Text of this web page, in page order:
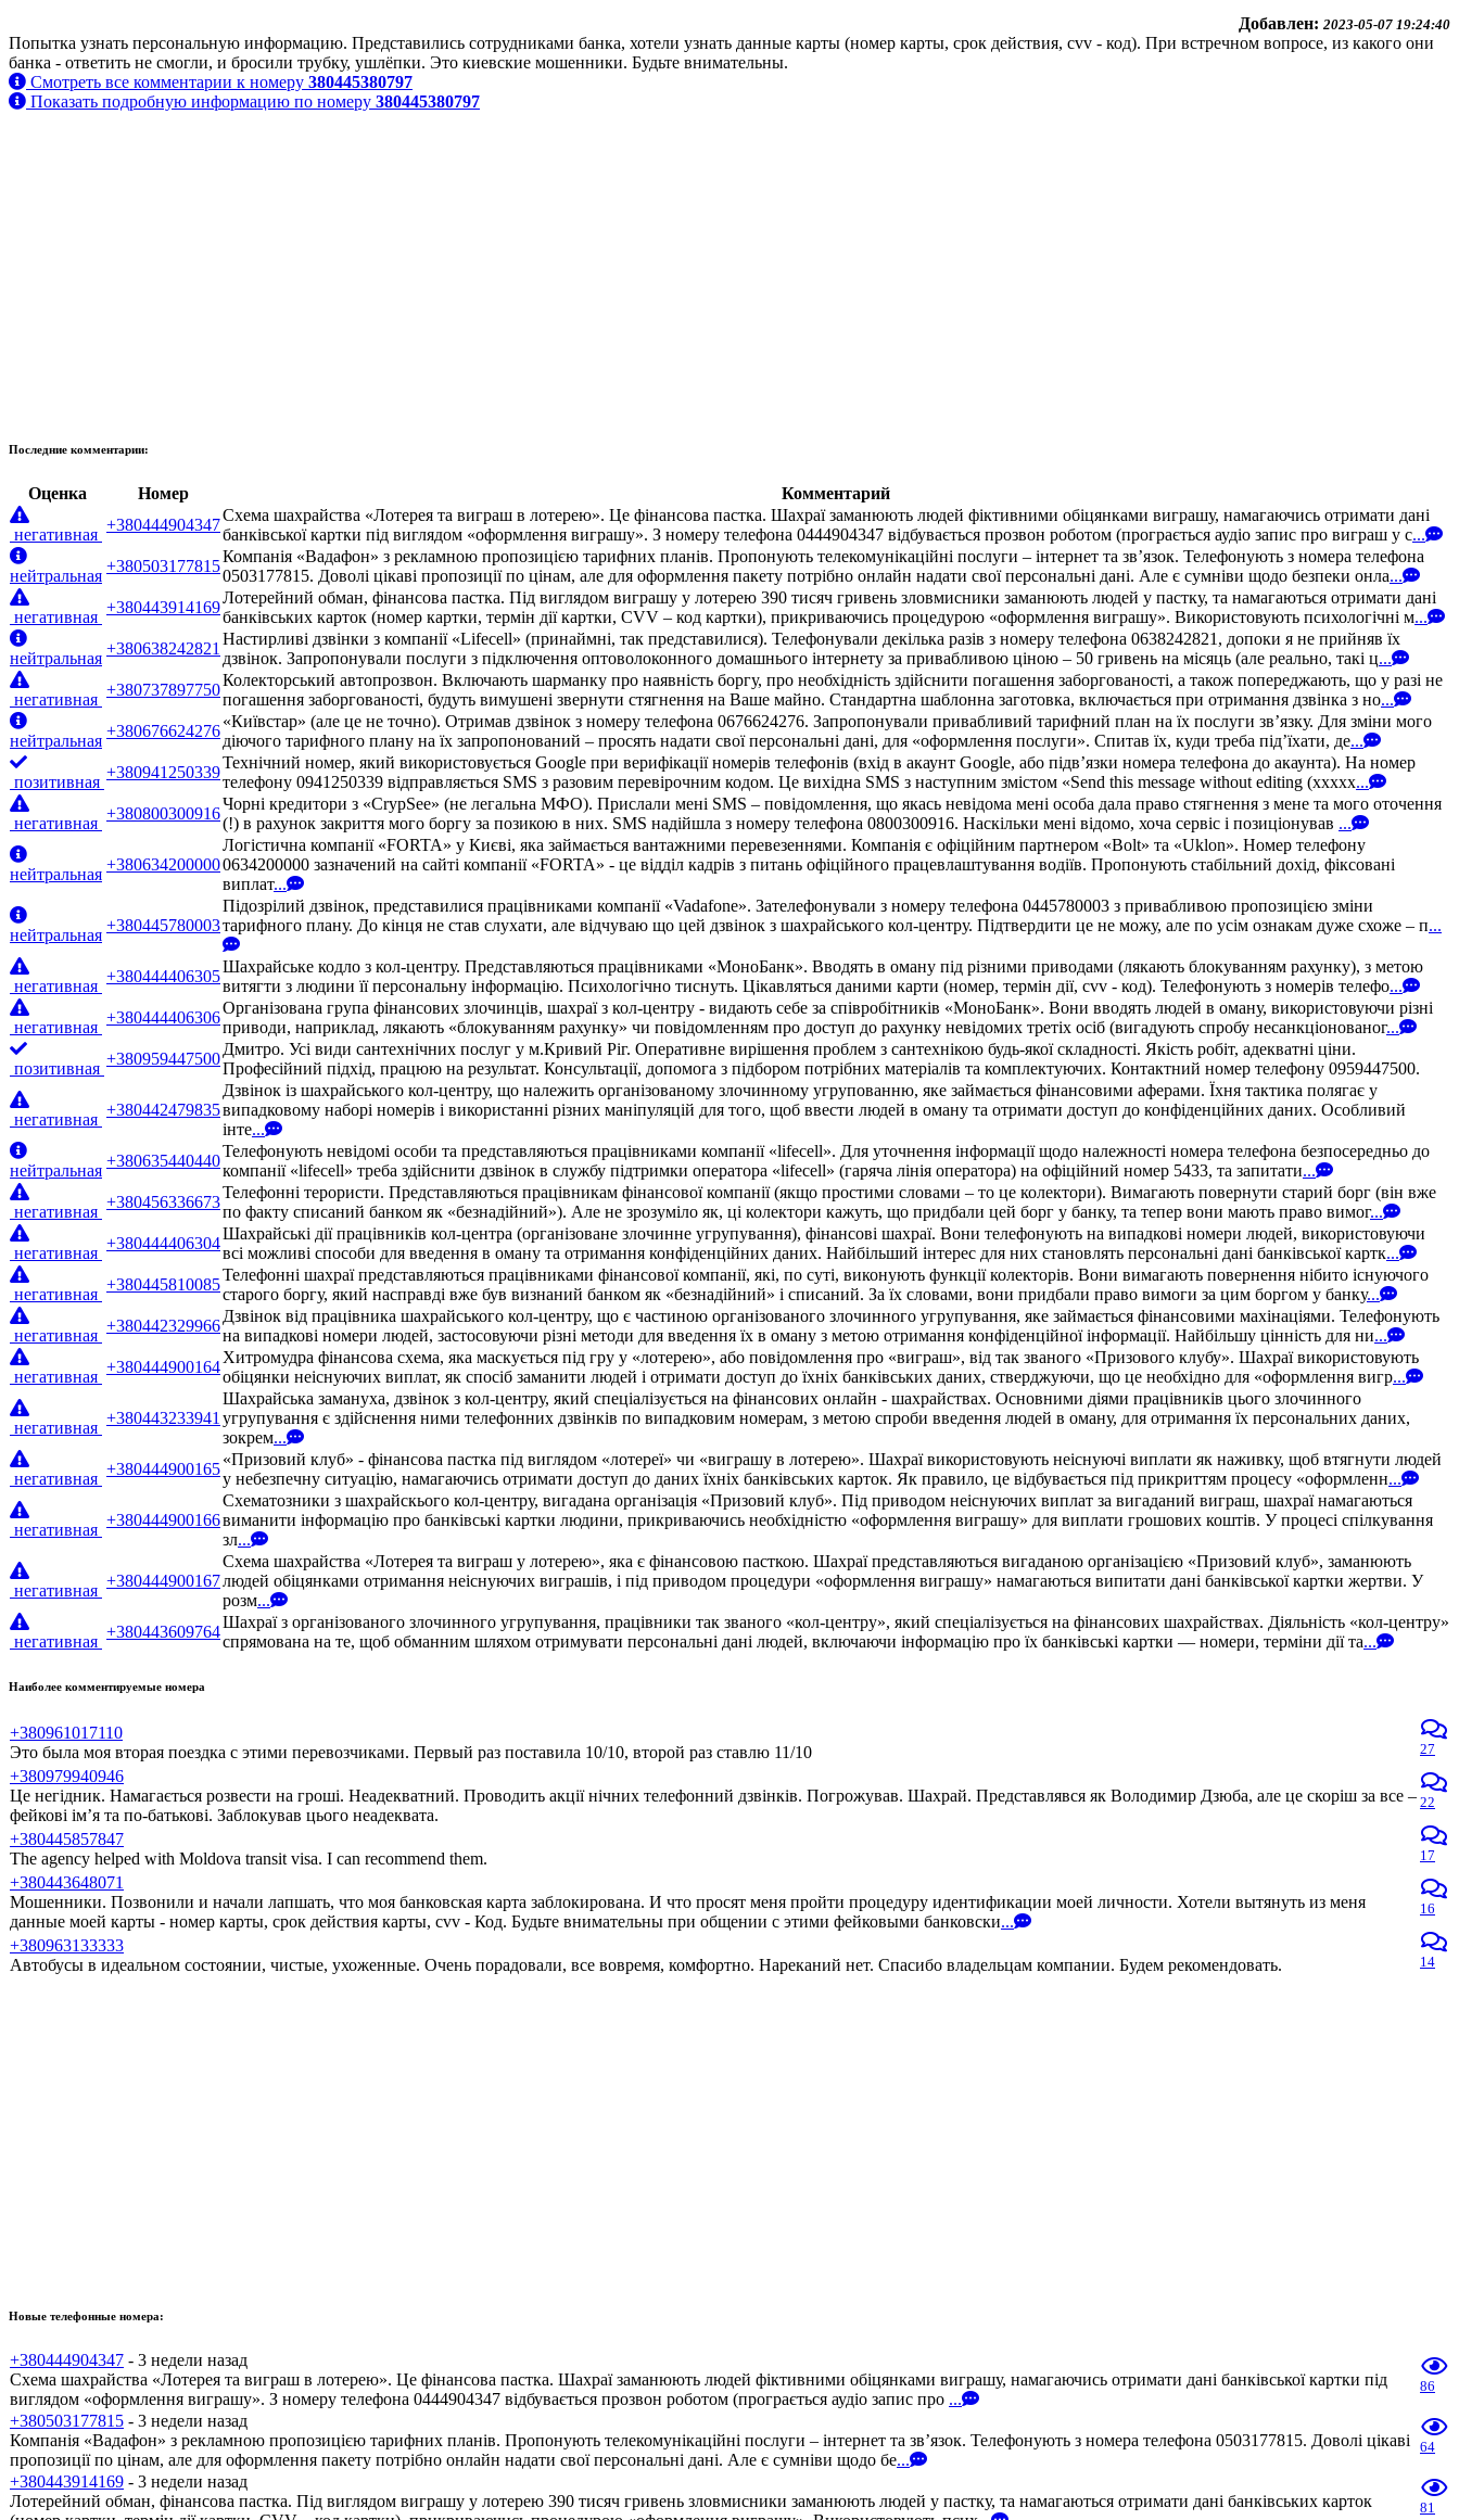
Добавлен: 2023-05-07 19:24:40
Попытка узнать персональную информацию. Представились сотрудниками банка, хотели узнать данные карты (номер карты, срок действия, cvv - код). При встречном вопросе, из какого они
банка - ответить не смогли, и бросили трубку, ушлёпки. Это киевские мошенники. Будьте внимательны.
Смотреть все комментарии к номеру 380445380797
Показать подробную информацию по номеру 380445380797
Последние комментарии:
Оценка Номер Комментарий
негативная
+380444904347
Схема шахрайства «Лотерея та виграш в лотерею». Це фінансова пастка. Шахраї заманюють людей фіктивними обіцянками виграшу, намагаючись отримати дані
банківської картки під виглядом «оформлення виграшу». З номеру телефона 0444904347 відбувається прозвон роботом (програється аудіо запис про виграш у с...
нейтральная
+380503177815
Компанія «Вадафон» з рекламною пропозицією тарифних планів. Пропонують телекомунікаційні послуги – інтернет та зв’язок. Телефонують з номера телефона
0503177815. Доволі цікаві пропозиції по цінам, але для оформлення пакету потрібно онлайн надати свої персональні дані. Але є сумніви щодо безпеки онла...
негативная
+380443914169
Лотерейний обман, фінансова пастка. Під виглядом виграшу у лотерею 390 тисяч гривень зловмисники заманюють людей у пастку, та намагаються отримати дані
банківських карток (номер картки, термін дії картки, CVV – код картки), прикриваючись процедурою «оформлення виграшу». Використовують психологічні м...
нейтральная
+380638242821
Настирливі дзвінки з компанії «Lifecell» (принаймні, так представилися). Телефонували декілька разів з номеру телефона 0638242821, допоки я не прийняв їх
дзвінок. Запропонували послуги з підключення оптоволоконного домашнього інтернету за привабливою ціною – 50 гривень на місяць (але реально, такі ц...
негативная
+380737897750
Колекторський автопрозвон. Включають шарманку про наявність боргу, про необхідність здійснити погашення заборгованості, а також попереджають, що у разі не
погашення заборгованості, будуть вимушені звернути стягнення на Ваше майно. Стандартна шаблонна заготовка, включається при отримання дзвінка з но...
нейтральная
+380676624276
«Київстар» (але це не точно). Отримав дзвінок з номеру телефона 0676624276. Запропонували привабливий тарифний план на їх послуги зв’язку. Для зміни мого
діючого тарифного плану на їх запропонований – просять надати свої персональні дані, для «оформлення послуги». Спитав їх, куди треба під’їхати, де...
позитивная
+380941250339
Технічний номер, який використовується Google при верифікації номерів телефонів (вхід в акаунт Google, або підв’язки номера телефона до акаунта). На номер
телефону 0941250339 відправляється SMS з разовим перевірочним кодом. Це вихідна SMS з наступним змістом «Send this message without editing (xxxxx...
негативная
+380800300916
Чорні кредитори з «CrypSee» (не легальна МФО). Прислали мені SMS – повідомлення, що якась невідома мені особа дала право стягнення з мене та мого оточення
(!) в рахунок закриття мого боргу за позикою в них. SMS надійшла з номеру телефона 0800300916. Наскільки мені відомо, хоча сервіс і позиціонував ...
нейтральная
+380634200000
Логістична компанії «FORTA» у Києві, яка займається вантажними перевезеннями. Компанія є офіційним партнером «Bolt» та «Uklon». Номер телефону
0634200000 зазначений на сайті компанії «FORTA» - це відділ кадрів з питань офіційного працевлаштування водіїв. Пропонують стабільний дохід, фіксовані
виплат...
нейтральная
+380445780003
Підозрілий дзвінок, представилися працівниками компанії «Vadafone». Зателефонували з номеру телефона 0445780003 з привабливою пропозицією зміни
тарифного плану. До кінця не став слухати, але відчуваю що цей дзвінок з шахрайського кол-центру. Підтвердити це не можу, але по усім ознакам дуже схоже – п...
негативная
+380444406305
Шахрайське кодло з кол-центру. Представляються працівниками «МоноБанк». Вводять в оману під різними приводами (лякають блокуванням рахунку), з метою
витягти з людини її персональну інформацію. Психологічно тиснуть. Цікавляться даними карти (номер, термін дії, cvv - код). Телефонують з номерів телефо...
негативная
+380444406306
Організована група фінансових злочинців, шахраї з кол-центру - видають себе за співробітників «МоноБанк». Вони вводять людей в оману, використовуючи різні
приводи, наприклад, лякають «блокуванням рахунку» чи повідомленням про доступ до рахунку невідомих третіх осіб (вигадують спробу несанкціонованог...
позитивная
+380959447500
Дмитро. Усі види сантехнічних послуг у м.Кривий Ріг. Оперативне вирішення проблем з сантехнікою будь-якої складності. Якість робіт, адекватні ціни.
Професійний підхід, працюю на результат. Консультації, допомога з підбором потрібних матеріалів та комплектуючих. Контактний номер телефону 0959447500.
негативная
+380442479835
Дзвінок із шахрайського кол-центру, що належить організованому злочинному угрупованню, яке займається фінансовими аферами. Їхня тактика полягає у
випадковому наборі номерів і використанні різних маніпуляцій для того, щоб ввести людей в оману та отримати доступ до конфіденційних даних. Особливий
інте...
нейтральная
+380635440440
Телефонують невідомі особи та представляються працівниками компанії «lifecell». Для уточнення інформації щодо належності номера телефона безпосередньо до
компанії «lifecell» треба здійснити дзвінок в службу підтримки оператора «lifecell» (гаряча лінія оператора) на офіційний номер 5433, та запитати...
негативная
+380456336673
Телефонні терористи. Представляються працівникам фінансової компанії (якщо простими словами – то це колектори). Вимагають повернути старий борг (він вже
по факту списаний банком як «безнадійний»). Але не зрозуміло як, ці колектори кажуть, що придбали цей борг у банку, та тепер вони мають право вимог...
негативная
+380444406304
Шахрайські дії працівників кол-центра (організоване злочинне угрупування), фінансові шахраї. Вони телефонують на випадкові номери людей, використовуючи
всі можливі способи для введення в оману та отримання конфіденційних даних. Найбільший інтерес для них становлять персональні дані банківської картк...
негативная
+380445810085
Телефонні шахраї представляються працівниками фінансової компанії, які, по суті, виконують функції колекторів. Вони вимагають повернення нібито існуючого
старого боргу, який насправді вже був визнаний банком як «безнадійний» і списаний. За їх словами, вони придбали право вимоги за цим боргом у банку...
негативная
+380442329966
Дзвінок від працівника шахрайського кол-центру, що є частиною організованого злочинного угрупування, яке займається фінансовими махінаціями. Телефонують
на випадкові номери людей, застосовуючи різні методи для введення їх в оману з метою отримання конфіденційної інформації. Найбільшу цінність для ни...
негативная
+380444900164
Хитромудра фінансова схема, яка маскується під гру у «лотерею», або повідомлення про «виграш», від так званого «Призового клубу». Шахраї використовують
обіцянки неіснуючих виплат, як спосіб заманити людей і отримати доступ до їхніх банківських даних, стверджуючи, що це необхідно для «оформлення вигр...
негативная
+380443233941
Шахрайська замануха, дзвінок з кол-центру, який спеціалізується на фінансових онлайн - шахрайствах. Основними діями працівників цього злочинного
угрупування є здійснення ними телефонних дзвінків по випадковим номерам, з метою спроби введення людей в оману, для отримання їх персональних даних,
зокрем...
негативная
+380444900165
«Призовий клуб» - фінансова пастка під виглядом «лотереї» чи «виграшу в лотерею». Шахраї використовують неіснуючі виплати як наживку, щоб втягнути людей
у небезпечну ситуацію, намагаючись отримати доступ до даних їхніх банківських карток. Як правило, це відбувається під прикриттям процесу «оформленн...
негативная
+380444900166
Схематозники з шахрайскього кол-центру, вигадана організація «Призовий клуб». Під приводом неіснуючих виплат за вигаданий виграш, шахраї намагаються
виманити інформацію про банківські картки людини, прикриваючись необхідністю «оформлення виграшу» для виплати грошових коштів. У процесі спілкування
зл...
негативная
+380444900167
Схема шахрайства «Лотерея та виграш у лотерею», яка є фінансовою пасткою. Шахраї представляються вигаданою організацією «Призовий клуб», заманюють
людей обіцянками отримання неіснуючих виграшів, і під приводом процедури «оформлення виграшу» намагаються випитати дані банківської картки жертви. У
розм...
негативная
+380443609764
Шахраї з організованого злочинного угрупування, працівники так званого «кол-центру», який спеціалізується на фінансових шахрайствах. Діяльність «кол-центру»
спрямована на те, щоб обманним шляхом отримувати персональні дані людей, включаючи інформацію про їх банківські картки — номери, терміни дії та...
Наиболее комментируемые номера
+380961017110
Это была моя вторая поездка с этими перевозчиками. Первый раз поставила 10/10, второй раз ставлю 11/10
27
+380979940946
Це негідник. Намагається розвести на гроші. Неадекватний. Проводить акції нічних телефонний дзвінків. Погрожував. Шахрай. Представлявся як Володимир Дзюба, але це скоріш за все –
фейкові ім’я та по-батькові. Заблокував цього неадеквата.
22
+380445857847
The agency helped with Moldova transit visa. I can recommend them.
17
+380443648071
Мошенники. Позвонили и начали лапшать, что моя банковская карта заблокирована. И что просят меня пройти процедуру идентификации моей личности. Хотели вытянуть из меня
данные моей карты - номер карты, срок действия карты, cvv - Код. Будьте внимательны при общении с этими фейковыми банковски...
16
+380963133333
Автобусы в идеальном состоянии, чистые, ухоженные. Очень порадовали, все вовремя, комфортно. Нареканий нет. Спасибо владельцам компании. Будем рекомендовать.
14
Новые телефонные номера:
+380444904347 - 3 недели назад
Схема шахрайства «Лотерея та виграш в лотерею». Це фінансова пастка. Шахраї заманюють людей фіктивними обіцянками виграшу, намагаючись отримати дані банківської картки під
виглядом «оформлення виграшу». З номеру телефона 0444904347 відбувається прозвон роботом (програється аудіо запис про ...
86
+380503177815 - 3 недели назад
Компанія «Вадафон» з рекламною пропозицією тарифних планів. Пропонують телекомунікаційні послуги – інтернет та зв’язок. Телефонують з номера телефона 0503177815. Доволі цікаві
пропозиції по цінам, але для оформлення пакету потрібно онлайн надати свої персональні дані. Але є сумніви щодо бе...
64
+380443914169 - 3 недели назад
Лотерейний обман, фінансова пастка. Під виглядом виграшу у лотерею 390 тисяч гривень зловмисники заманюють людей у пастку, та намагаються отримати дані банківських карток
81